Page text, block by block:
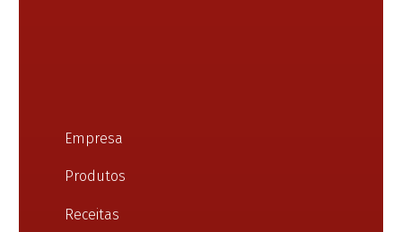
Empresa
Produtos
Receitas